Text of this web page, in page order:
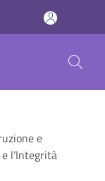
e
l’Integrità